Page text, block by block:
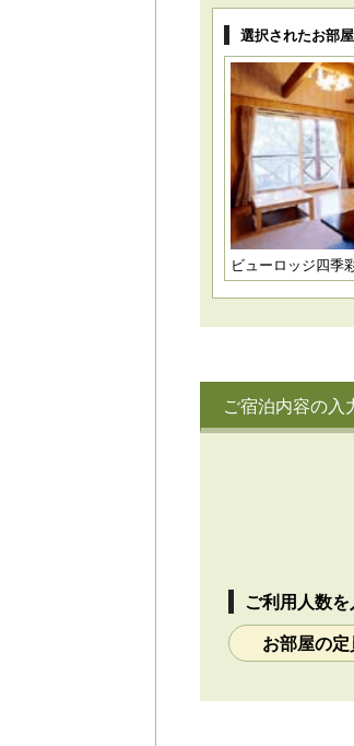
選択されたお部
ビューロッジ四季
ご宿泊内容の入
ご利用人数を
お部屋の